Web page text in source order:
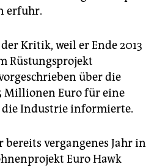
erfuhr.
Kritik, weil er Ende 2013
Rüstungsprojekt
über die
Millionen Euro für eine
die Industrie informierte.
bereits vergangenes Jahr in
Euro Hawk